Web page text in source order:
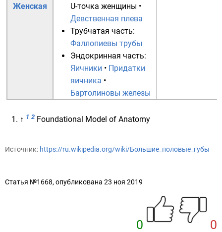
Женская
U-точка женщины •
Девственная плева
Трубчатая часть:
Фаллопиевы трубы
Эндокринная часть:
Яичники • Придатки
яичника •
Бартолиновы железы
↑ 1 2 Foundational Model of Anatomy
Источник: https://ru.wikipedia.org/wiki/Большие_половые_губы
Статья №1668, опубликована 23 ноя 2019
0 0